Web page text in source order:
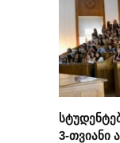
3-თვიანი